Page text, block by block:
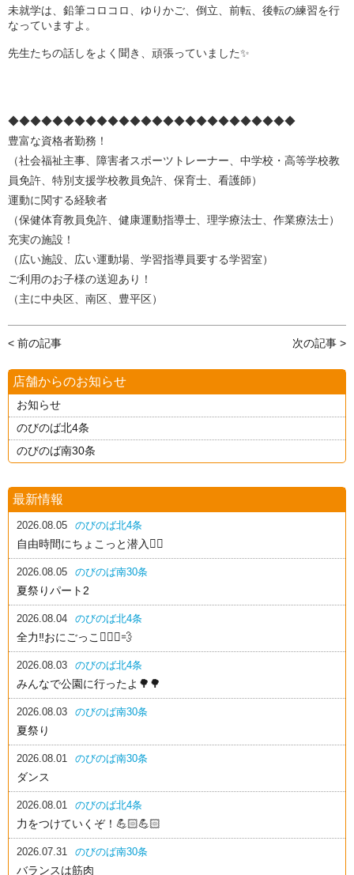
未就学は、鉛筆コロコロ、ゆりかご、倒立、前転、後転の練習を行
なっていますよ。
先生たちの話しをよく聞き、頑張っていました✨
◆◆◆◆◆◆◆◆◆◆◆◆◆◆◆◆◆◆◆◆◆◆◆◆◆◆
豊富な資格者勤務！
（社会福祉主事、障害者スポーツトレーナー、中学校・高等学校教
員免許、特別支援学校教員免許、保育士、看護師）
運動に関する経験者
（保健体育教員免許、健康運動指導士、理学療法士、作業療法士）
充実の施設！
（広い施設、広い運動場、学習指導員要する学習室）
ご利用のお子様の送迎あり！
（主に中央区、南区、豊平区）
< 前の記事 次の記事 >
店舗からのお知らせ
お知らせ
のびのば北4条
のびのば南30条
最新情報
2026.08.05 のびのば北4条
自由時間にちょこっと潜入🕵️‍♂️
2026.08.05 のびのば南30条
夏祭りパート2
2026.08.04 のびのば北4条
全力‼️おにごっこ🏃🏻‍♂️💨
2026.08.03 のびのば北4条
みんなで公園に行ったよ🌳🌳
2026.08.03 のびのば南30条
夏祭り
2026.08.01 のびのば南30条
ダンス
2026.08.01 のびのば北4条
力をつけていくぞ！💪🏻💪🏻
2026.07.31 のびのば南30条
バランスは筋肉